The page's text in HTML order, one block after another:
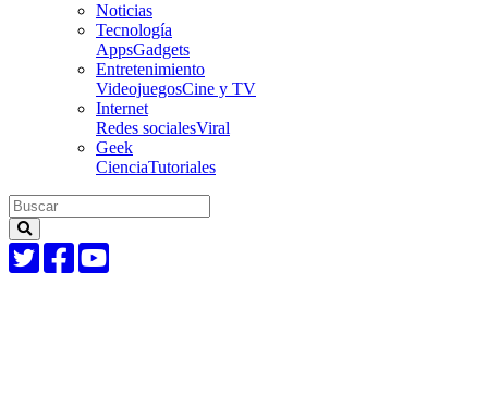
Noticias
Tecnología
AppsGadgets
Entretenimiento
VideojuegosCine y TV
Internet
Redes socialesViral
Geek
CienciaTutoriales